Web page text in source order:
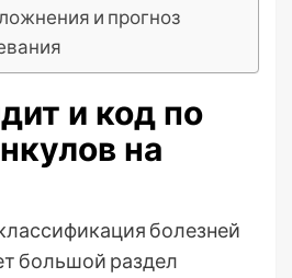
и прогноз
и код по
на
болезней
большой раздел